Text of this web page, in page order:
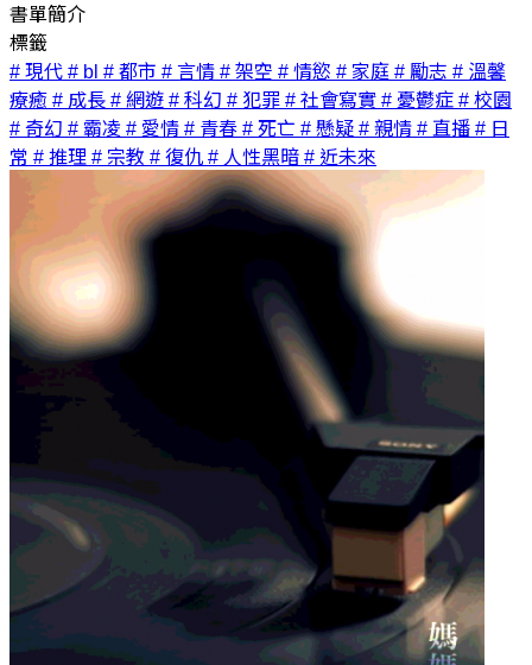
書單簡介
標籤
# 現代 # bl # 都市 # 言情 # 架空 # 情慾 # 家庭 # 勵志 # 溫馨
療癒 # 成長 # 網遊 # 科幻 # 犯罪 # 社會寫實 # 憂鬱症 # 校園
# 奇幻 # 霸凌 # 愛情 # 青春 # 死亡 # 懸疑 # 親情 # 直播 # 日
常 # 推理 # 宗教 # 復仇 # 人性黑暗 # 近未來